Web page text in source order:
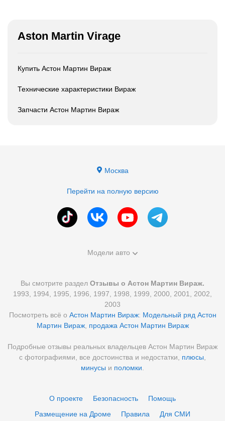
Aston Martin Virage
Купить Астон Мартин Вираж
Технические характеристики Вираж
Запчасти Астон Мартин Вираж
Москва
Перейти на полную версию
Модели авто
Вы смотрите раздел Отзывы о Астон Мартин Вираж.
1993, 1994, 1995, 1996, 1997, 1998, 1999, 2000, 2001, 2002,
2003
Посмотреть всё о Астон Мартин Вираж: Модельный ряд Астон
Мартин Вираж, продажа Астон Мартин Вираж
Подробные отзывы реальных владельцев Астон Мартин Вираж
с фотографиями, все достоинства и недостатки, плюсы
минусы и поломки
О проекте Безопасность
Помощь
Размещение на Дроме
Правила Для СМИ